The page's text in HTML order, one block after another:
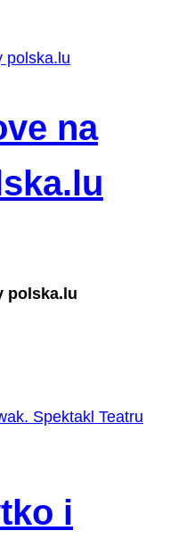
na
polska.lu
i